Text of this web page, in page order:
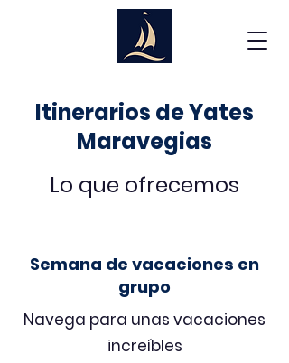
Itinerarios de Yates
Maravegias
Lo que ofrecemos
Semana de vacaciones en
grupo
Navega para unas vacaciones
increíbles